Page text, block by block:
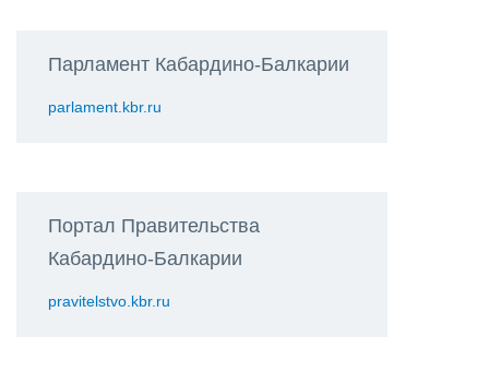
Парламент Кабардино-Балкарии
parlament.kbr.ru
Портал Правительства
Кабардино-Балкарии
pravitelstvo.kbr.ru